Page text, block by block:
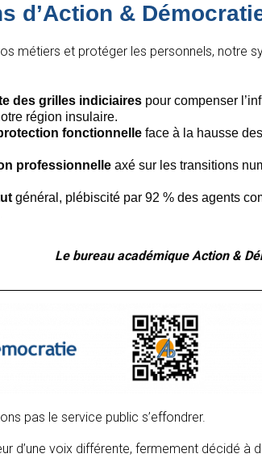
d’Action &
métiers et protéger les personnels, notre
des grilles indiciaires pour compenser
région insulaire.
fonctionnelle face à la hausse
professionnelle axé sur les transitions
général, plébiscité par 92 % des agents
Le bureau académique Action &
pas le service public s’effondrer.
d’une voix différente, fermement décidé à